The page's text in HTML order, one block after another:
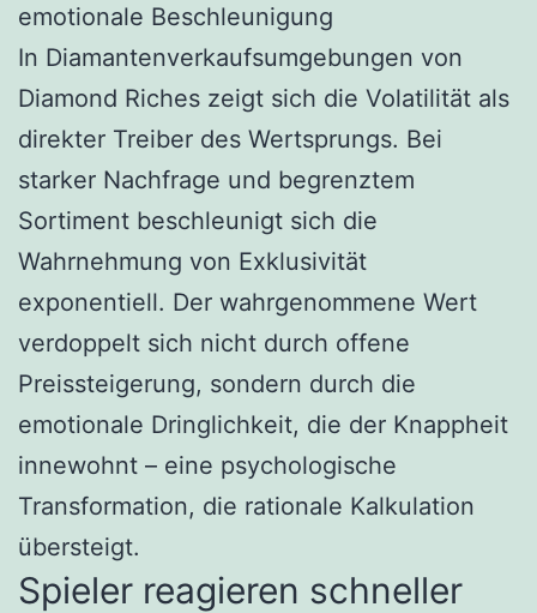
emotionale Beschleunigung
In Diamantenverkaufsumgebungen von
Diamond Riches zeigt sich die Volatilität als
direkter Treiber des Wertsprungs. Bei
starker Nachfrage und begrenztem
Sortiment beschleunigt sich die
Wahrnehmung von Exklusivität
exponentiell. Der wahrgenommene Wert
verdoppelt sich nicht durch offene
Preissteigerung, sondern durch die
emotionale Dringlichkeit, die der Knappheit
innewohnt – eine psychologische
Transformation, die rationale Kalkulation
übersteigt.
Spieler reagieren schneller